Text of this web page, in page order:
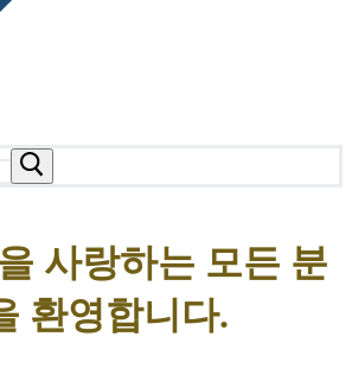
사랑하는 모든 분
환영합니다.